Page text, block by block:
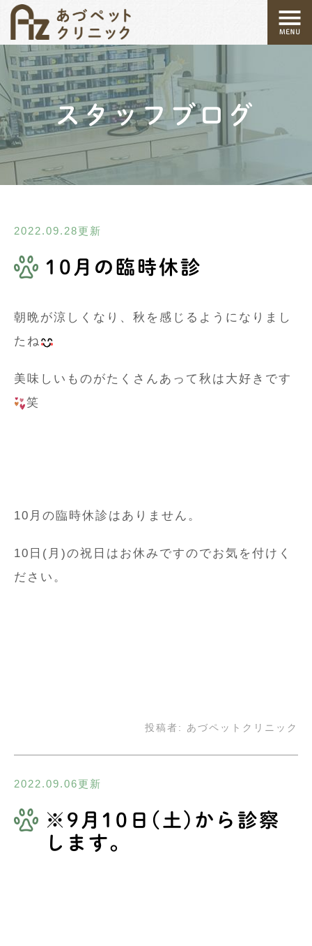
スタッフブログ
2022.09.28更新
10月の臨時休診
朝晩が涼しくなり、秋を感じるようになりまし
たね
美味しいものがたくさんあって秋は大好きです
笑
10月の臨時休診はありません。
10日(月)の祝日はお休みですのでお気を付けく
ださい。
投稿者: あづペットクリニック
2022.09.06更新
※9月10日(土)から診察
します。